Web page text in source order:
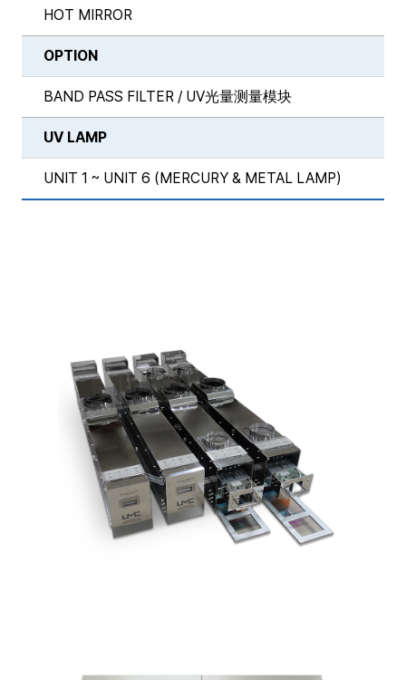
HOT MIRROR
OPTION
BAND PASS FILTER / UV光量测量模块
UV LAMP
UNIT 1 ~ UNIT 6 (MERCURY & METAL LAMP)